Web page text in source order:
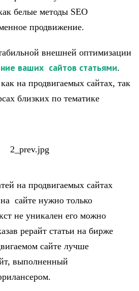
белые методы SEO
продвижение.
внешней оптимизации
ваших сайтов статьями.
на продвигаемых сайтах, так
близких по тематике
на продвигаемых сайтах
сайте нужно только
не уникален его можно
рерайт статьи на бирже
сайте лучше
выполненный